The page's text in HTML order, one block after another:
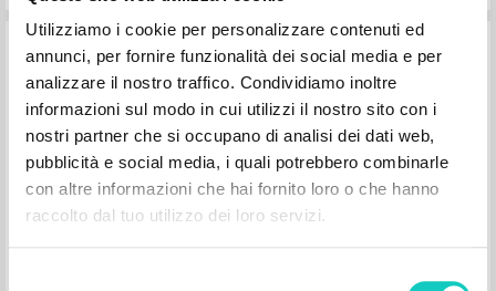
Utilizziamo i cookie per personalizzare contenuti ed
annunci, per fornire funzionalità dei social media e per
analizzare il nostro traffico. Condividiamo inoltre
informazioni sul modo in cui utilizzi il nostro sito con i
nostri partner che si occupano di analisi dei dati web,
pubblicità e social media, i quali potrebbero combinarle
con altre informazioni che hai fornito loro o che hanno
raccolto dal tuo utilizzo dei loro servizi.
Giussani con un grupo de
universitarios: Milán, 26 de octubre de
1994
Giussani Luigi Autore
CL-Litterae Communionis
Spagnolo